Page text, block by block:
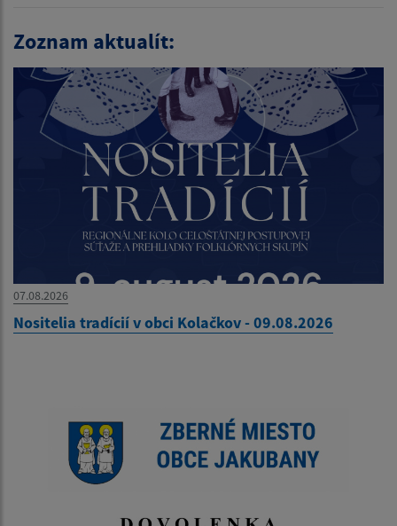
Zoznam aktualít:
07.08.2026
Nositelia tradícií v obci Kolačkov - 09.08.2026